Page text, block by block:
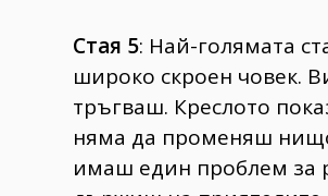
Стая 5: Най-голямата
широко скроен човек.
тръгваш. Креслото
няма да променяш
имаш един проблем за